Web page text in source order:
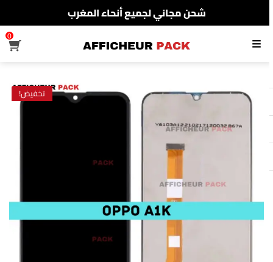
شحن مجاني لجميع أنحاء المغرب
شحن مجاني لجميع أنحاء المغرب
القائمة
0
تخفيض!